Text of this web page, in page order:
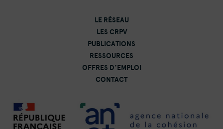
LE RÉSEAU
LES CRPV
PUBLICATIONS
RESSOURCES
OFFRES D’EMPLOI
CONTACT